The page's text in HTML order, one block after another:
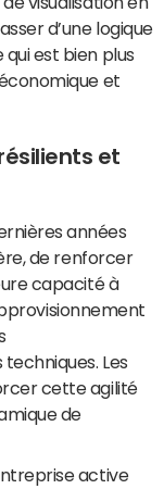
d’une logique
est bien plus
et
et
années
de renforcer
capacité à
Les
cette agilité
de
active